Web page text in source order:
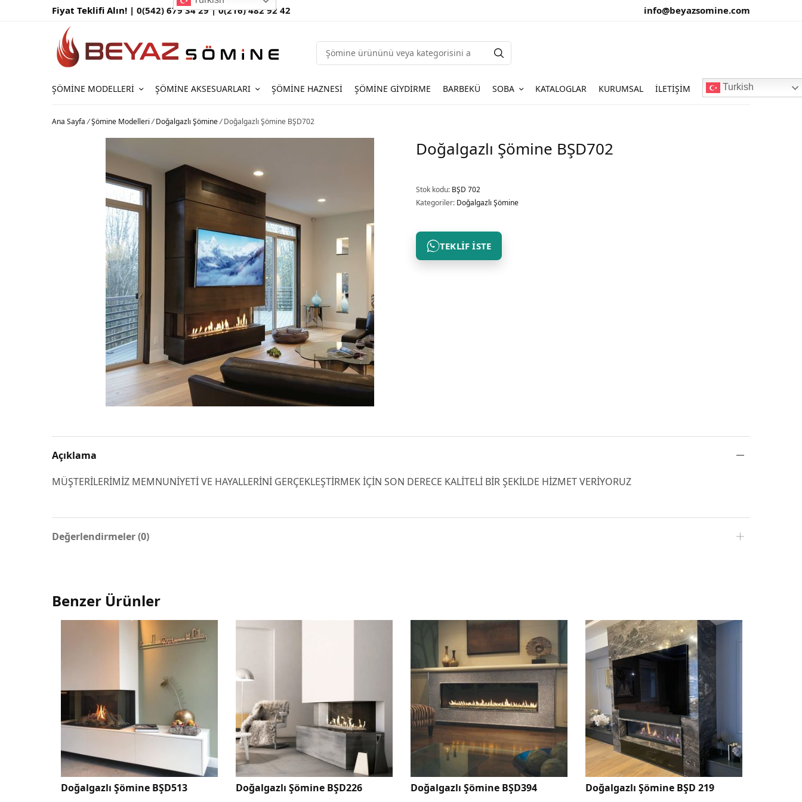
Fiyat Teklifi Alın! |0(542) 679 34 29 |0(216) 482 92 42 info@beyazsomine.com
ŞÖMINE MODELLERI ŞÖMINE AKSESUARLARI ŞÖMINE HAZNESI ŞÖMINE GIYDIRME BARBEKÜ SOBA KATALOGLAR KURUMSAL İLETIŞIM Turkish
Ana Sayfa /Şömine Modelleri / Doğalgazlı Şömine/Doğalgazlı Şömine BŞD702
Doğalgazlı Şömine BŞD702
Stok kodu: BŞD 702
Kategoriler: Doğalgazlı Şömine
TEKLIF İSTE
Açıklama
MÜŞTERİLERİMİZ MEMNUNİYETİ VE HAYALLERİNİ GERÇEKLEŞTİRMEK İÇİN SON DERECE KALİTELİ BİR ŞEKİLDE HİZMET VERİYORUZ
Değerlendirmeler (0)
Benzer Ürünler
Doğalgazlı Şömine BŞD226 Doğalgazlı Şömine BŞD394 Doğalgazlı Şömine BŞD 219 U Tipi Doğalgazlı Şömine BŞD257